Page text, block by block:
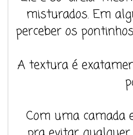
misturados. Em
perceber os
A textura é
Com uma camada